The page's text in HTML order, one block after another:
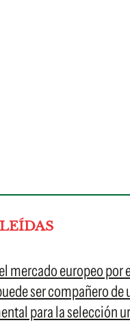
mercado europeo por
ser compañero de
para la selección